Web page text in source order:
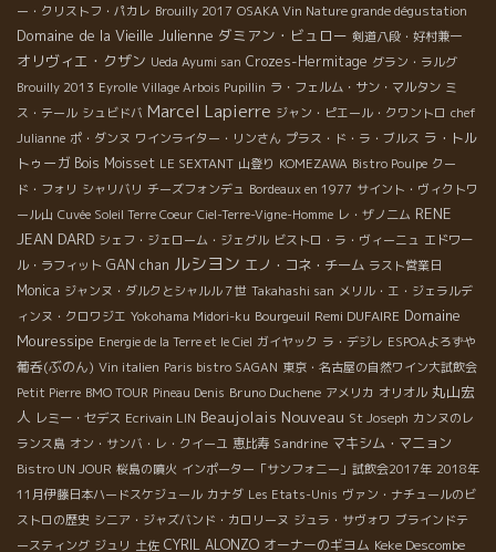
ー・クリストフ・パカレ Brouilly 2017 OSAKA Vin Nature grande dégustation
Domaine de la Vieille Julienne ダミアン・ビュロー 剣道八段・好村兼一
オリヴィエ・クザン Ueda Ayumi san Crozes-Hermitage グラン・ラルグ
Brouilly 2013 Eyrolle Village Arbois Pupillin ラ・フェルム・サン・マルタン ミ
ス・テール シュビドバ Marcel Lapierre ジャン・ピエール・クワントロ chef
Julianne ポ・ダンヌ ワインライター・リンさん プラス・ド・ラ・ブルス ラ・トル
トゥーガ Bois Moisset LE SEXTANT 山登り KOMEZAWA Bistro Poulpe クー
ド・フォリ シャリバリ チーズフォンデュ Bordeaux en 1977 サイント・ヴィクトワ
ール山 Cuvée Soleil Terre Coeur Ciel-Terre-Vigne-Homme レ・ザノ二ム RENE
JEAN DARD シェフ・ジェローム・ジェグル ビストロ・ラ・ヴィーニュ エドワー
ル・ラフィット GAN chan ルシヨン エノ・コネ・チーム ラスト営業日
Monica ジャンヌ・ダルクとシャルル７世 Takahashi san メリル・エ・ジェラルデ
ィンヌ・クロワジエ Yokohama Midori-ku Bourgeuil Remi DUFAIRE Domaine
Mouressipe Energie de la Terre et le Ciel ガイヤック ラ・デジレ ESPOAよろずや
葡呑(ぶのん) Vin italien Paris bistro SAGAN 東京・名古屋の自然ワイン大試飲会
Petit Pierre BMO TOUR Pineau Denis Bruno Duchene アメリカ オリオル 丸山宏
人 レミー・セデス Ecrivain LIN Beaujolais Nouveau St Joseph カンヌのレ
ランス島 オン・サンバ・レ・クイーユ 恵比寿 Sandrine マキシム・マニョン
Bistro UN JOUR 桜島の噴火 インポーター「サンフォニー」試飲会2017年 2018年
11月伊藤日本ハードスケジュール カナダ Les Etats-Unis ヴァン・ナチュールのビ
ストロの歴史 シニア・ジャズバンド・カロリーヌ ジュラ・サヴォワ ブラインドテ
ースティング ジュリ 土佐 CYRIL ALONZO オーナーのギヨム Keke Descombe